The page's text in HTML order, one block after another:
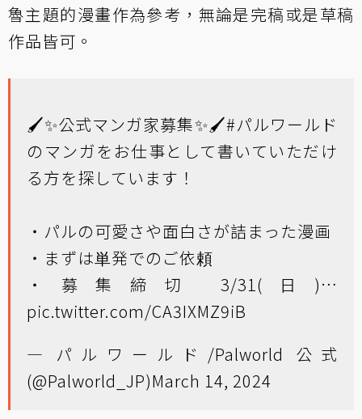
魯主題的漫畫作為參考，無論是完稿或是草稿
作品皆可。
🖌️✨公式マンガ家募集✨🖌️#パルワールド
のマンガをお仕事として書いていただけ
る方を探しています！
・パルの可愛さや面白さが詰まった漫画
・まずは単発でのご依頼
・募集締切 3/31(日)…
pic.twitter.com/CA3IXMZ9iB
— パルワールド/Palworld 公式
(@Palworld_JP)March 14, 2024